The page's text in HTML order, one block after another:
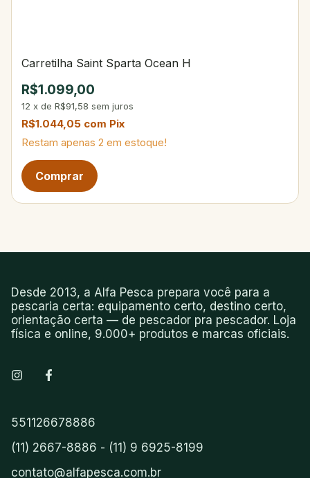
Carretilha Saint Sparta Ocean H
R$1.099,00
12 x de R$91,58 sem juros
R$1.044,05 com Pix
Restam apenas 2 em estoque!
Desde 2013, a Alfa Pesca prepara você para a
pescaria certa: equipamento certo, destino certo,
orientação certa — de pescador pra pescador. Loja
física e online, 9.000+ produtos e marcas oficiais.
551126678886
(11) 2667-8886 - (11) 9 6925-8199
contato@alfapesca.com.br